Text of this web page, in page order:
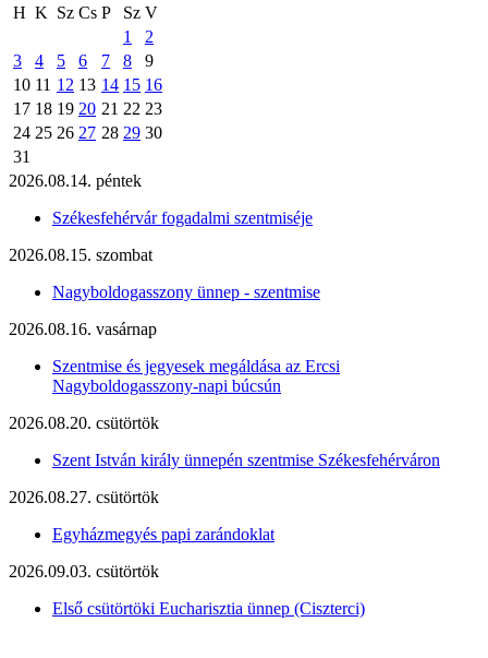
H K Sz Cs P Sz V
1
2
3
4 5 6 7 8
9
10 11 12 13 14 15 16
17 18 19 20 21 22 23
24 25 26 27 28 29 30
31
2026.08.14. péntek
Székesfehérvár fogadalmi szentmiséje
2026.08.15. szombat
Nagyboldogasszony ünnep - szentmise
2026.08.16. vasárnap
Szentmise és jegyesek megáldása az Ercsi
Nagyboldogasszony-napi búcsún
2026.08.20. csütörtök
Szent István király ünnepén szentmise Székesfehérváron
2026.08.27. csütörtök
Egyházmegyés papi zarándoklat
2026.09.03. csütörtök
Első csütörtöki Eucharisztia ünnep (Ciszterci)